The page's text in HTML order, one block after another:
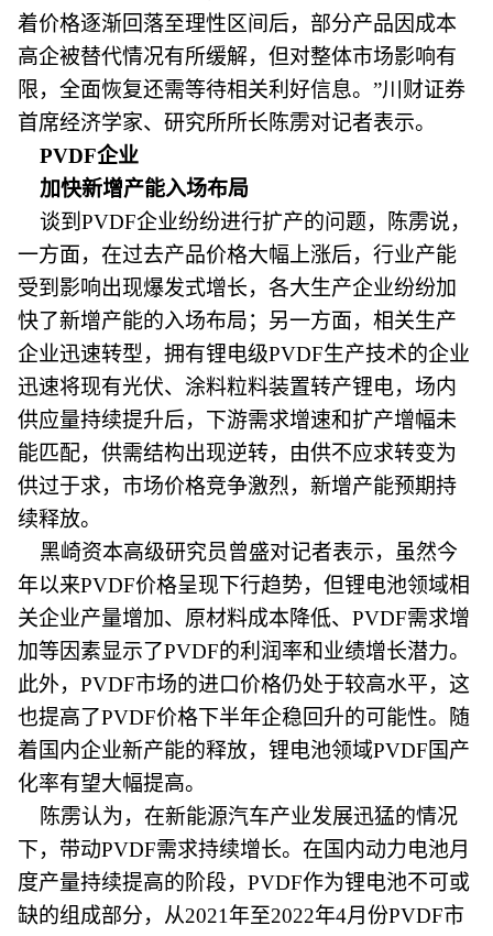
着价格逐渐回落至理性区间后，部分产品因成本
高企被替代情况有所缓解，但对整体市场影响有
限，全面恢复还需等待相关利好信息。”川财证券
首席经济学家、研究所所长陈雳对记者表示。
PVDF企业
加快新增产能入场布局
谈到PVDF企业纷纷进行扩产的问题，陈雳说，
一方面，在过去产品价格大幅上涨后，行业产能
受到影响出现爆发式增长，各大生产企业纷纷加
快了新增产能的入场布局；另一方面，相关生产
企业迅速转型，拥有锂电级PVDF生产技术的企业
迅速将现有光伏、涂料粒料装置转产锂电，场内
供应量持续提升后，下游需求增速和扩产增幅未
能匹配，供需结构出现逆转，由供不应求转变为
供过于求，市场价格竞争激烈，新增产能预期持
续释放。
黑崎资本高级研究员曾盛对记者表示，虽然今
年以来PVDF价格呈现下行趋势，但锂电池领域相
关企业产量增加、原材料成本降低、PVDF需求增
加等因素显示了PVDF的利润率和业绩增长潜力。
此外，PVDF市场的进口价格仍处于较高水平，这
也提高了PVDF价格下半年企稳回升的可能性。随
着国内企业新产能的释放，锂电池领域PVDF国产
化率有望大幅提高。
陈雳认为，在新能源汽车产业发展迅猛的情况
下，带动PVDF需求持续增长。在国内动力电池月
度产量持续提高的阶段，PVDF作为锂电池不可或
缺的组成部分，从2021年至2022年4月份PVDF市